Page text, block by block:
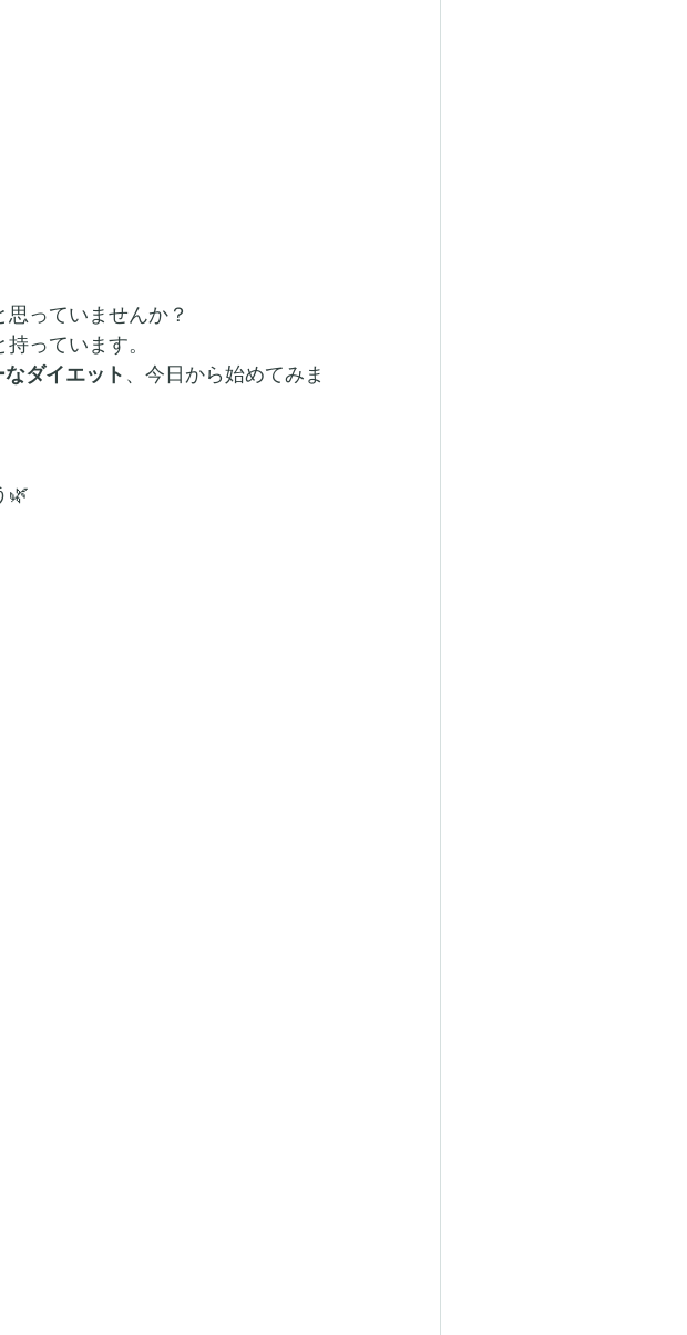
っていませんか？
っています。
ダイエット 、今日から始めてみま
🌿